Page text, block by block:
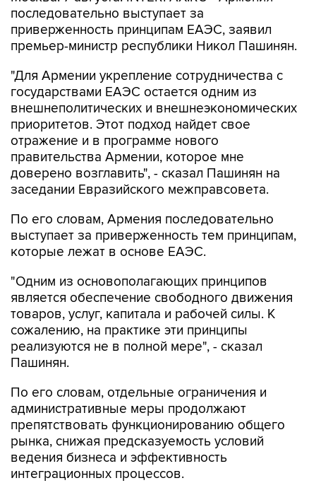
последовательно выступает за
приверженность принципам ЕАЭС, заявил
премьер-министр республики Никол Пашинян.
"Для Армении укрепление сотрудничества с
государствами ЕАЭС остается одним из
внешнеполитических и внешнеэкономических
приоритетов. Этот подход найдет свое
отражение и в программе нового
правительства Армении, которое мне
доверено возглавить", - сказал Пашинян на
заседании Евразийского межправсовета.
По его словам, Армения последовательно
выступает за приверженность тем принципам,
которые лежат в основе ЕАЭС.
"Одним из основополагающих принципов
является обеспечение свободного движения
товаров, услуг, капитала и рабочей силы. К
сожалению, на практике эти принципы
реализуются не в полной мере", - сказал
Пашинян.
По его словам, отдельные ограничения и
административные меры продолжают
препятствовать функционированию общего
рынка, снижая предсказуемость условий
ведения бизнеса и эффективность
интеграционных процессов.